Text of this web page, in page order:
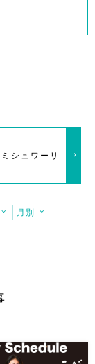
シュワーリ
月別